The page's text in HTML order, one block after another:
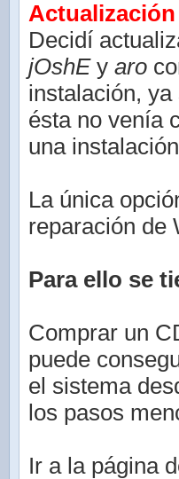
Actualización
Decidí
jOshEy aro
instalación,
ésta no venía
una
La única
reparación de
Para ello se
Comprar un
puede
el sistema
los pasos
Ir a la página